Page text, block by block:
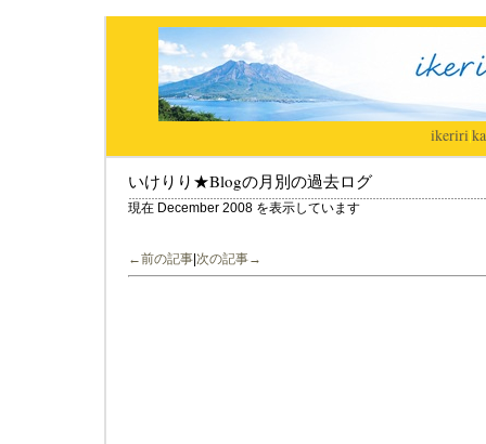
ikeriri|
いけりり★Blogの月別の過去ログ
現在 December 2008 を表示しています
←前の記事 次の記事→